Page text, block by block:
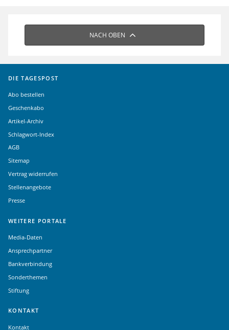
NACH OBEN
DIE TAGESPOST
Abo bestellen
Geschenkabo
Artikel-Archiv
Schlagwort-Index
AGB
Sitemap
Vertrag widerrufen
Stellenangebote
Presse
WEITERE PORTALE
Media-Daten
Ansprechpartner
Bankverbindung
Sonderthemen
Stiftung
KONTAKT
Kontakt